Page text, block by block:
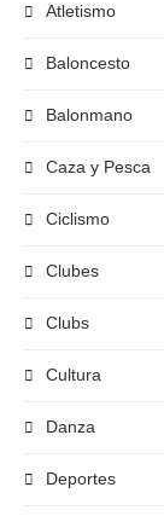
Atletismo
Baloncesto
Balonmano
Caza y Pesca
Ciclismo
Clubes
Clubs
Cultura
Danza
Deportes